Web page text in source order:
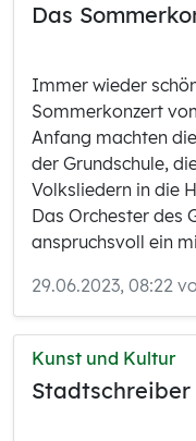
Das
Immer wieder
Sommerkonzert
Anfang machten
der Grundschule,
Volksliedern in die
Das Orchester des
anspruchsvoll ein
29.06.2023, 08:22
Kunst und Kultur
Stadtschreiber